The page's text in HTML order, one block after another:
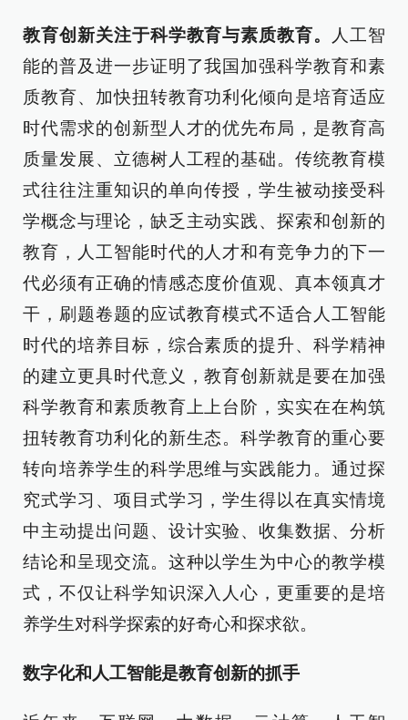
教育创新关注于科学教育与素质教育。
人工智
能的普及进一步证明了我国加强科学教育和素
质教育、加快扭转教育功利化倾向是培育适应
时代需求的创新型人才的优先布局，是教育高
质量发展、立德树人工程的基础。传统教育模
式往往注重知识的单向传授，学生被动接受科
学概念与理论，缺乏主动实践、探索和创新的
教育，人工智能时代的人才和有竞争力的下一
代必须有正确的情感态度价值观、真本领真才
干，刷题卷题的应试教育模式不适合人工智能
时代的培养目标，综合素质的提升、科学精神
的建立更具时代意义，教育创新就是要在加强
科学教育和素质教育上上台阶，实实在在构筑
扭转教育功利化的新生态。科学教育的重心要
转向培养学生的科学思维与实践能力。通过探
究式学习、项目式学习，学生得以在真实情境
中主动提出问题、设计实验、收集数据、分析
结论和呈现交流。这种以学生为中心的教学模
式，不仅让科学知识深入人心，更重要的是培
养学生对科学探索的好奇心和探求欲。
数字化和人工智能是教育创新的抓手